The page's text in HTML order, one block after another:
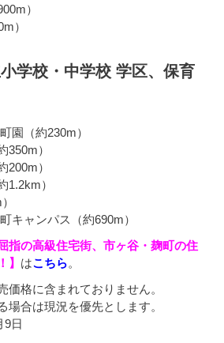
）
）
学校・中学校 学区、保育
園（約230m）
350m）
200m）
1.2km）
キャンパス（約690m）
指の高級住宅街、市ヶ谷・麹町の住
】 はこちら。
格に含まれておりません。
合は現況を優先とします。
9日